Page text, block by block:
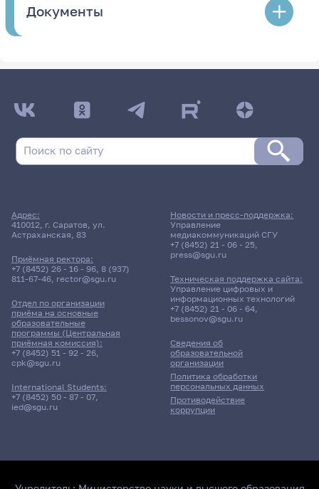
Документы
Адрес:
410012, г. Саратов, ул.
Астраханская, 83
Приёмная ректора:
+7 (8452) 26 - 16 - 96, 8 (937)
811-67-46, rector@sgu.ru
Отдел по организации
приёма на основные
образовательные
программы (Центральная
приёмная комиссия):
+7 (8452) 51 - 92 - 26,
cpk@sgu.ru
International Students:
+7 (8452) 50 - 87 - 07,
ied@sgu.ru
Сведения об
образовательной
организации
Политика обработки
персональных данных
Противодействие
коррупции
Новости и пресс-поддержка:
Управление
медиакоммуникаций СГУ
+7 (8452) 21 - 06 - 25,
press@sgu.ru
Техническая поддержка сайта:
Управление цифровых и
информационных технологий
+7 (8452) 21 - 06 - 64,
bessonov@sgu.ru